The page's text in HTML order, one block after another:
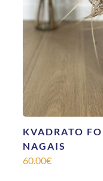
KVADRATO
NAGAIS
60.00€